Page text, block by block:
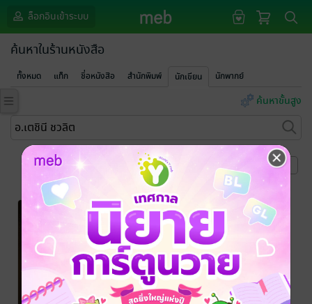
ล็อกอินเข้าระบบ
ค้นหาในร้านหนังสือ
ทั้งหมด แท็ก ชื่อหนังสือ สำนักพิมพ์ นักเขียน นักพากย์
ค้นหาขั้นสูง
หน้าที่ 1